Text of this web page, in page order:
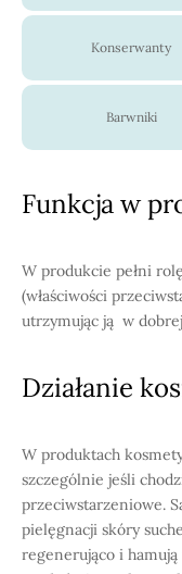
Konserwanty
Barwniki
Funkcja w
W produkcie pełni
(właściwości
utrzymując ją w
Działanie
W produktach
szczególnie jeśli
przeciwstarzeniowe.
pielęgnacji skóry
regenerująco i